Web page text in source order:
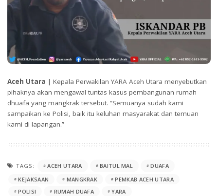
Aceh Utara | Kepala Perwakilan YARA Aceh Utara menyebutkan
pihaknya akan mengawal tuntas kasus pembangunan rumah
dhuafa yang mangkrak tersebut. “Semuanya sudah kami
sampaikan ke Polisi, baik itu keluhan masyarakat dan temuan
kami di lapangan.”
TAGS: ACEH UTARA BAITUL MAL
DUAFA
KEJAKSAAN
MANGKRAK
PEMKAB ACEH UTARA
POLISI
RUMAH DUAFA
YARA